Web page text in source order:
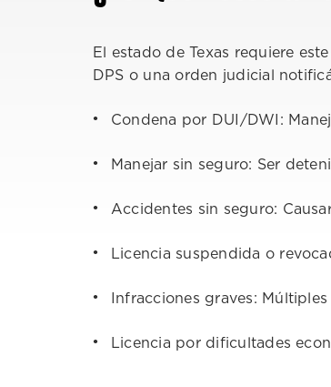
El estado de Texas requiere
DPS o una orden judicial
Condena por DUI/DWI:
Manejar sin seguro: Ser
Accidentes sin seguro:
Licencia suspendida o
Infracciones graves:
Licencia por dificultades